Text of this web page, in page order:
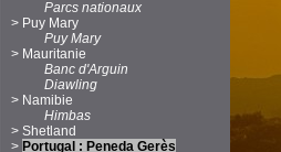
Parcs nationaux
> Puy Mary
Puy Mary
> Mauritanie
Banc d'Arguin
Diawling
> Namibie
Himbas
> Shetland
> Portugal : Peneda Gerès